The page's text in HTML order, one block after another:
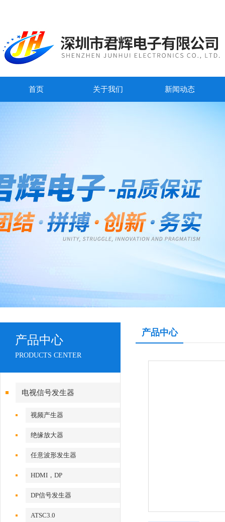
首页 关于我们 新闻动态
产品中心
PRODUCTS CENTER
电视信号发生器
视频产生器
绝缘放大器
任意波形发生器
HDMI，DP
DP信号发生器
ATSC3.0
产品中心